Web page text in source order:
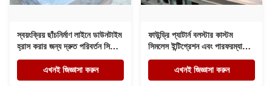
স্বয়ংক্রিয় ছাঁচনির্মাণ লাইনে ডাউনটাইম
হ্রাস করার জন্য দ্রুত পরিবর্তন সিস্টেম
এবং এয়ার লিফট গর্তের সাথে ফাউন্ড্রি
প্যাটার্ন বোল্টার উপলব্ধ
এখনই জিজ্ঞাসা করুন
ফাউন্ড্রি প্যাটার্ন বলস্টার কাস্টম
সিমলেস ইন্টিগ্রেশন এবং পারফরম্যান্সের
জন্য ছাঁচনির্মাণ মেশিনের
স্পেসিফিকেশনের সাথে মেলে
এখনই জিজ্ঞাসা করুন